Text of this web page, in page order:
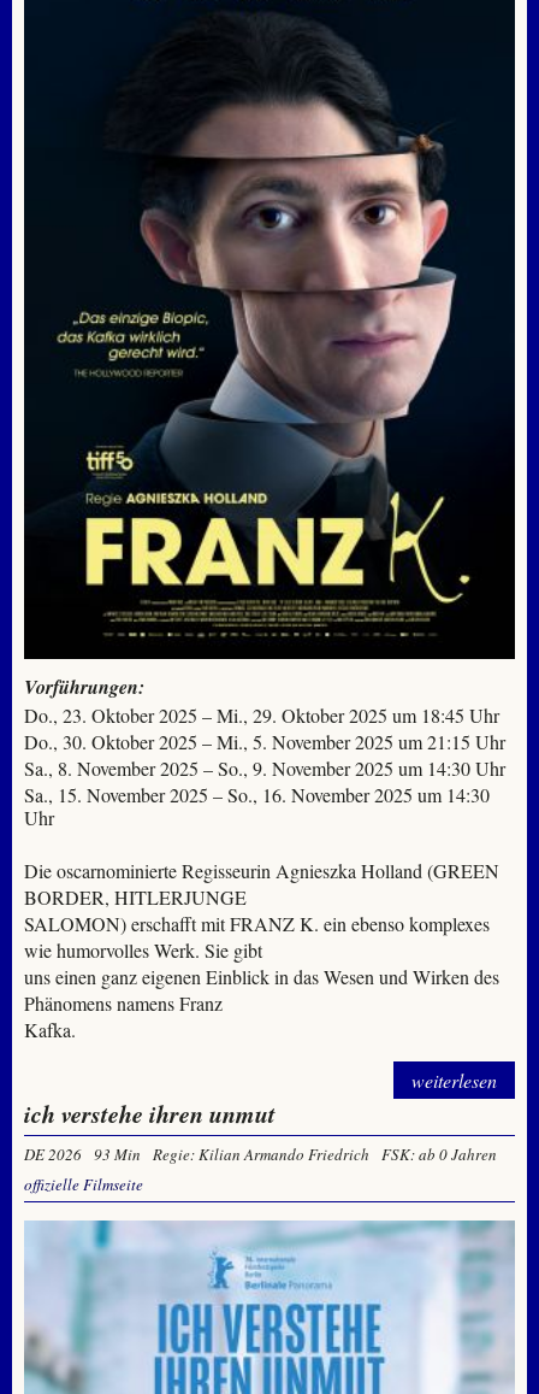
Vorführungen:
Do., 23. Oktober 2025 – Mi., 29. Oktober 2025 um 18:45 Uhr
Do., 30. Oktober 2025 – Mi., 5. November 2025 um 21:15 Uhr
Sa., 8. November 2025 – So., 9. November 2025 um 14:30 Uhr
Sa., 15. November 2025 – So., 16. November 2025 um 14:30
Uhr
Die oscarnominierte Regisseurin Agnieszka Holland (GREEN
BORDER, HITLERJUNGE
SALOMON) erschafft mit FRANZ K. ein ebenso komplexes
wie humorvolles Werk. Sie gibt
uns einen ganz eigenen Einblick in das Wesen und Wirken des
Phänomens namens Franz
Kafka.
weiterlesen
ich verstehe ihren unmut
DE 2026 93 Min Regie: Kilian Armando Friedrich
FSK: ab 0 Jahren
offizielle Filmseite